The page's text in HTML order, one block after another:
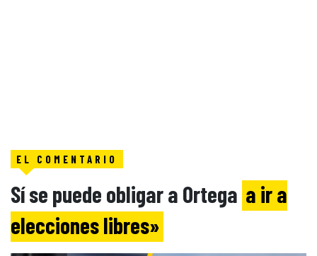
EL COMENTARIO
Sí se puede obligar a Ortega a ir a
elecciones libres»